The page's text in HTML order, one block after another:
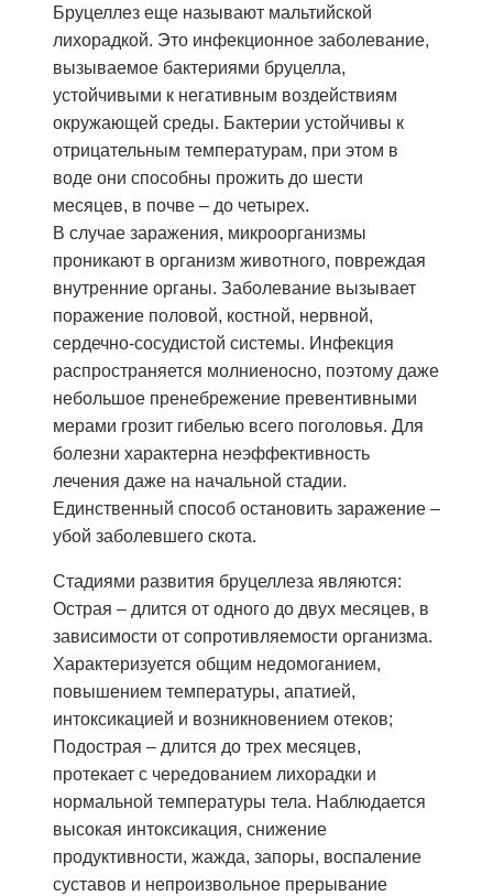
Бруцеллез еще называют мальтийской
лихорадкой. Это инфекционное заболевание,
вызываемое бактериями бруцелла,
устойчивыми к негативным воздействиям
окружающей среды. Бактерии устойчивы к
отрицательным температурам, при этом в
воде они способны прожить до шести
месяцев, в почве – до четырех.
В случае заражения, микроорганизмы
проникают в организм животного, повреждая
внутренние органы. Заболевание вызывает
поражение половой, костной, нервной,
сердечно-сосудистой системы. Инфекция
распространяется молниеносно, поэтому даже
небольшое пренебрежение превентивными
мерами грозит гибелью всего поголовья. Для
болезни характерна неэффективность
лечения даже на начальной стадии.
Единственный способ остановить заражение –
убой заболевшего скота.
Стадиями развития бруцеллеза являются:
Острая – длится от одного до двух месяцев, в
зависимости от сопротивляемости организма.
Характеризуется общим недомоганием,
повышением температуры, апатией,
интоксикацией и возникновением отеков;
Подострая – длится до трех месяцев,
протекает с чередованием лихорадки и
нормальной температуры тела. Наблюдается
высокая интоксикация, снижение
продуктивности, жажда, запоры, воспаление
суставов и непроизвольное прерывание